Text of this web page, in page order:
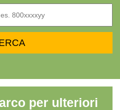
per ulteriori